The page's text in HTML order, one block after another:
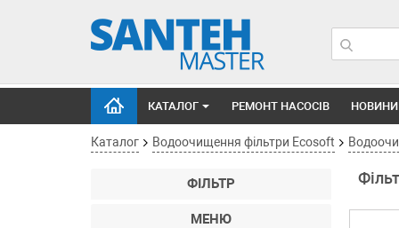
КАТАЛОГ РЕМОНТ НАСОСІВ НОВИНИ
Каталог Водоочищення фільтри Ecosoft
ФІЛЬТР
МЕНЮ